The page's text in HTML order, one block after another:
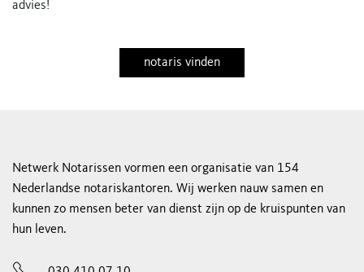
advies!
notaris vinden
Netwerk Notarissen vormen een organisatie van 154
Nederlandse notariskantoren. Wij werken nauw samen en
kunnen zo mensen beter van dienst zijn op de kruispunten van
hun leven.